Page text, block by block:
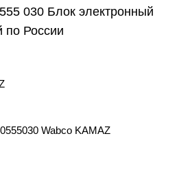
030 Блок электронный
по России
Wabco KAMAZ